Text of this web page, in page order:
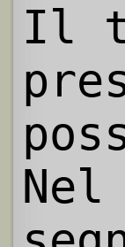
Il